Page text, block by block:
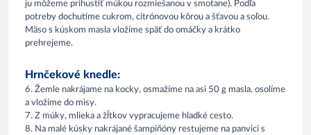
ju môžeme prihustiť múkou rozmiešanou v smotane). Podľa
potreby dochutíme cukrom, citrónovou kôrou a šťavou a soľou.
Mäso s kúskom masla vložíme späť do omáčky a krátko
prehrejeme.
Hrnčekové knedle:
6. Žemle nakrájame na kocky, osmažíme na asi 50 g masla, osolíme
a vložíme do misy.
7. Z múky, mlieka a žĺtkov vypracujeme hladké cesto.
8. Na malé kúsky nakrájané šampiňóny restujeme na panvici s